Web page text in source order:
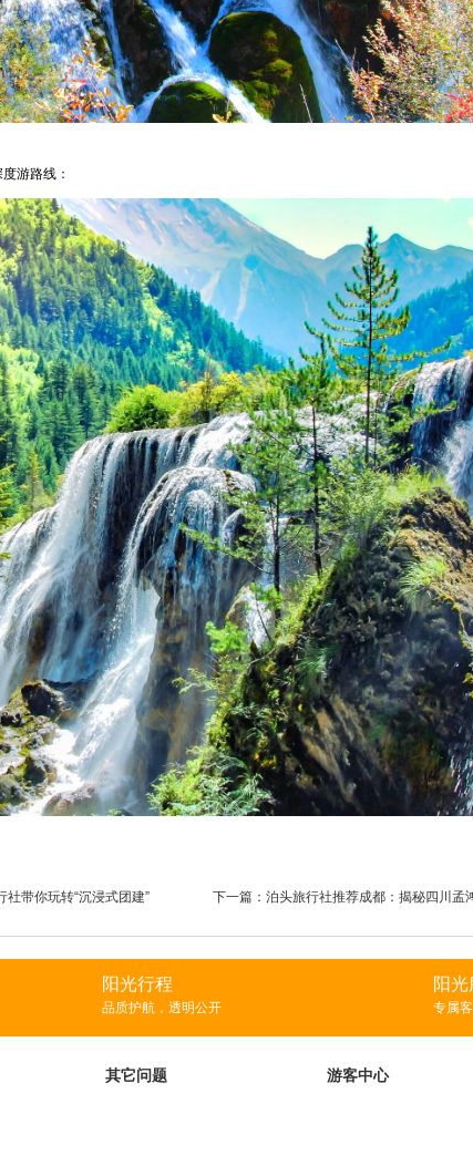
游路线：
带你玩转“沉浸式团建” 下一篇： 泊头旅行社推荐成都：揭秘四川孟
阳光行程
品质护航，透明公开
阳光
专属
其它问题 游客中心